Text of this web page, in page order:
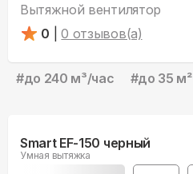
Вытяжной вентилятор
0
0 отзывов(а)
#до 240 м³/час #до 35 м²
Smart EF-150 черный
Умная вытяжка